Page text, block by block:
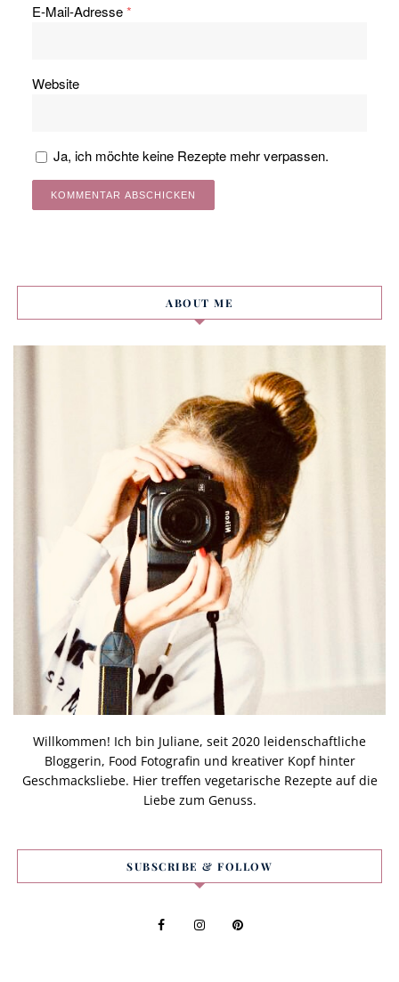
E-Mail-Adresse*
Website
Ja, ich möchte keine Rezepte mehr verpassen.
ABOUT ME
Willkommen! Ich bin Juliane, seit 2020 leidenschaftliche
Bloggerin, Food Fotografin und kreativer Kopf hinter
Geschmacksliebe. Hier treffen vegetarische Rezepte auf die
Liebe zum Genuss.
SUBSCRIBE & FOLLOW